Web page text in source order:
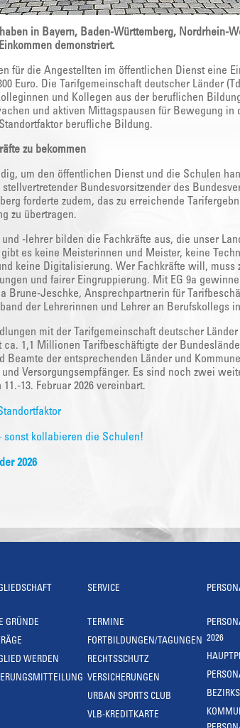
in Bayern, Baden-Württemberg, Nordrhein-
demonstriert.
für die Angestellten im öffentlichen Dienst eine
Euro. Die Tarifgemeinschaft deutscher Länder
und Kollegen aus der beruflichen
und aktiven Mittagspausen für Bewegung in
berufliche Bildung.
zu bekommen
um den öffentlichen Dienst und die Schulen
Bundesvorsitzender des
forderte zudem, das zu erreichende
zu übertragen.
-lehrer bilden die Fachkräfte aus, die unser
es keine Meisterinnen und Meister, keine
keine Digitalisierung. Wer Fachkräfte will, muss
und fairer Eingruppierung. Mit EG 9a
Brune-Jeschke, Ansprechpartnerin für
der Lehrerinnen und Lehrer an Berufskollegs
mit der Tarifgemeinschaft deutscher
ca. 1,1 Millionen Tarifbeschäftigte der
Beamte der entsprechenden Länder und
Versorgungsempfänger. Es sind noch zwei
13. Februar 2026 vereinbart.
sonst kollabieren die Schulen!
2026
GRÜNDE
WERDEN
SERVICE
TERMINE
FORTBILDUNGEN/TAGUNGEN
RECHTSSCHUTZ
VERSICHERUNGEN
URBAN SPORTS CLUB
VLB-KREDITKARTE
2026